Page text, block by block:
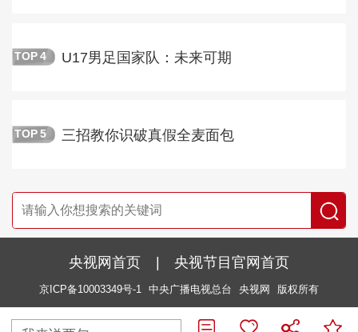
TOP 4 U17男足国家队：未来可期
TOP 5 三招教你识破真假全麦面包
央视网首页 | 央视节目官网首页
京ICP备10003349号-1 中央广播电视总台 央视网 版权所有